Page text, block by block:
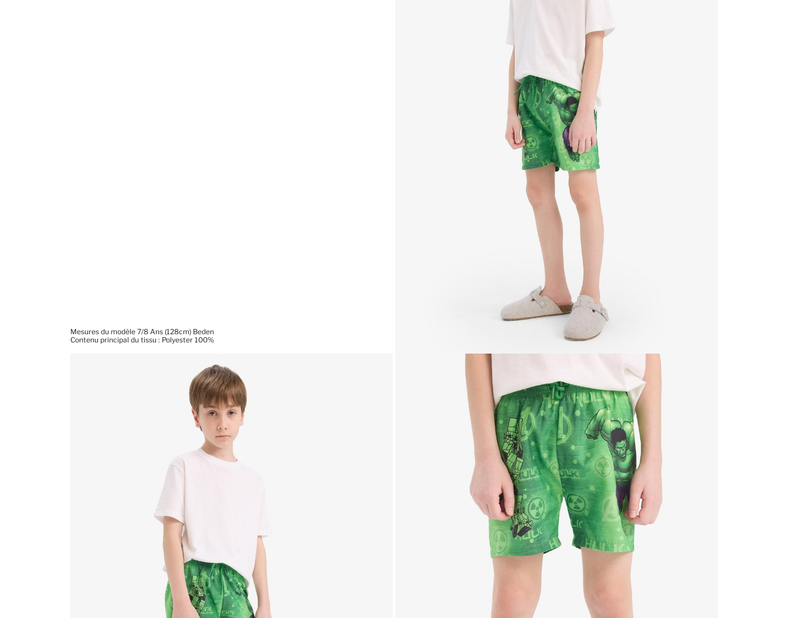
Mesures du modèle 7/8 Ans (128cm) Beden
Contenu principal du tissu : Polyester 100%